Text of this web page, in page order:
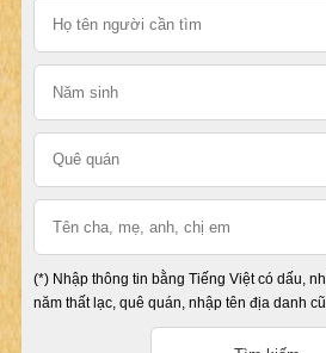
(*) Nhập thông tin bằng Tiếng Việt có dấu,
năm thất lạc, quê quán, nhập tên địa danh